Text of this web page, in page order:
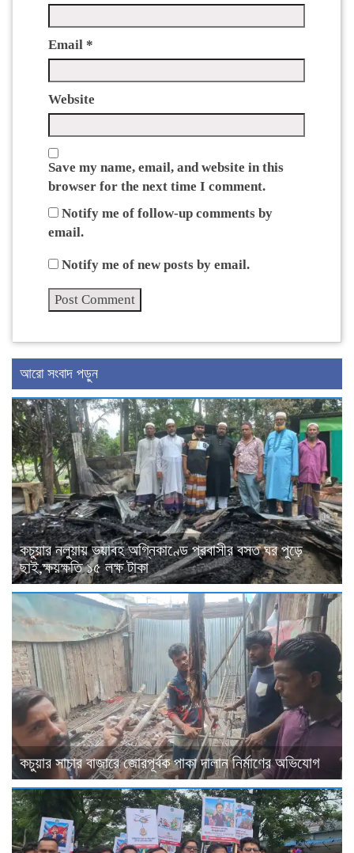
Email *
Website
Save my name, email, and website in this
browser for the next time I comment.
Notify me of follow-up comments by
email.
Notify me of new posts by email.
আরো সংবাদ পড়ুন
কচুয়ার নলুয়ায় ভয়াবহ অগ্নিকাণ্ডে প্রবাসীর বসত ঘর পুড়ে
ছাই,ক্ষয়ক্ষতি ১৫ লক্ষ টাকা
কচুয়ার সাচার বাজারে জোরপূর্বক পাকা দালান নির্মাণের অভিযোগ